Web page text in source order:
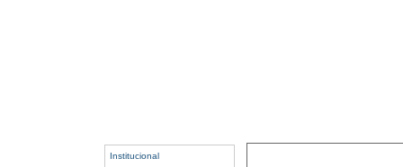
Institucional